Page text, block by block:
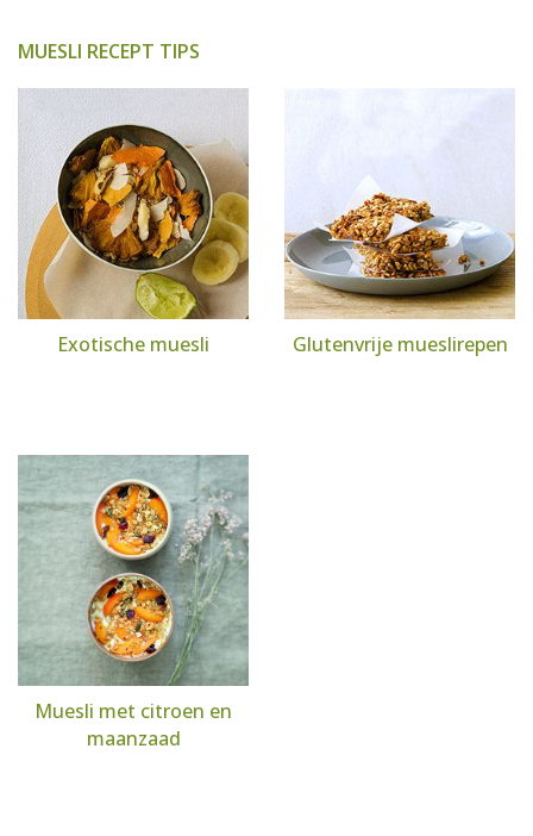
MUESLI RECEPT TIPS
Exotische muesli Glutenvrije mueslirepen
Muesli met citroen en
maanzaad